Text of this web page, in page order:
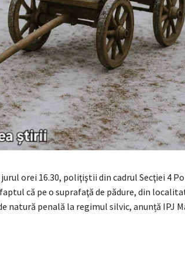
orei 16.30, poliţiştii din cadrul Secţiei 4
că pe o suprafaţă de pădure, din
natură penală la regimul silvic, anunță IPJ